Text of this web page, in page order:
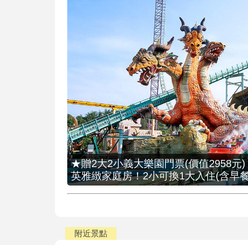
★贈2大2小義大樂園門票(價值2958元
英雅緻家庭房！2小可換1大入住(含早
附近景點